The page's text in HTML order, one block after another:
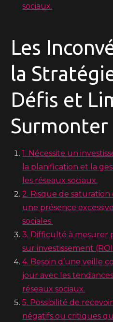
sociaux.
Les
la
Défis et
Surmonter
1. Nécessite un
la planification et la
les réseaux sociaux.
2. Risque de
une présence
sociales.
3. Difficulté à mesurer
sur investissement
4. Besoin d’une veille
jour avec les
réseaux sociaux.
5. Possibilité de
négatifs ou critiques